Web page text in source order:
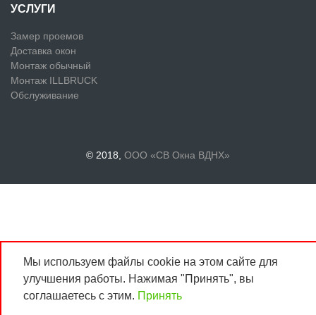
Мы используем файлы cookie на этом сайте для
улучшения работы. Нажимая "Принять", вы
соглашаетесь с этим. Принять
УСЛУГИ
Замер проемов
Доставка окон
Монтаж обычный
Монтаж ILLBRUCK
Обслуживание
© 2018, ООО «СВ Окна ВДНХ»